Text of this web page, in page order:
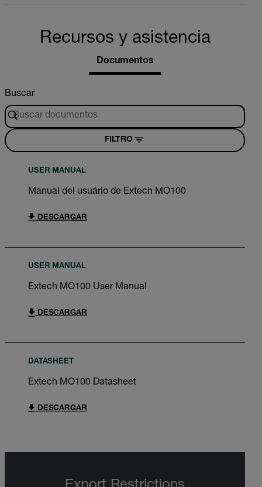
Recursos y asistencia
Documentos
Buscar
FILTRO
USER MANUAL
Manual del usuário de Extech MO100
DESCARGAR
USER MANUAL
Extech MO100 User Manual
DESCARGAR
DATASHEET
Extech MO100 Datasheet
DESCARGAR